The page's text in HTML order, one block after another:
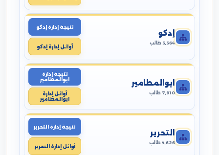
إدكو
3,364 طالب
نتيجة إدارة إدكو
أوائل إدارة إدكو
ابوالمطامير
7,910 طالب
نتيجة إدارة
ابوالمطامير
أوائل إدارة
ابوالمطامير
التحرير
4,626 طالب
نتيجة إدارة التحرير
أوائل إدارة التحرير